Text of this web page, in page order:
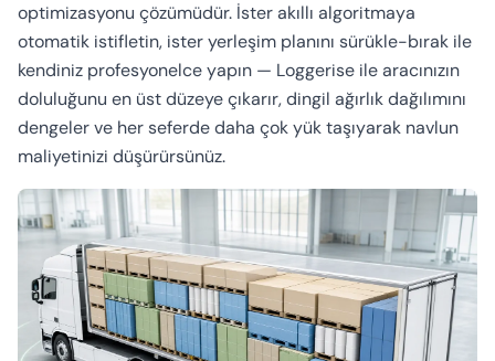
optimizasyonu çözümüdür. İster akıllı algoritmaya
otomatik istifletin, ister yerleşim planını sürükle-bırak ile
kendiniz profesyonelce yapın — Loggerise ile aracınızın
doluluğunu en üst düzeye çıkarır, dingil ağırlık dağılımını
dengeler ve her seferde daha çok yük taşıyarak navlun
maliyetinizi düşürürsünüz.